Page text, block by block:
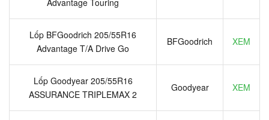
Advantage Touring
Lốp BFGoodrich 205/55R16
Advantage T/A Drive Go
BFGoodrich XEM
Lốp Goodyear 205/55R16
ASSURANCE TRIPLEMAX 2
Goodyear XEM